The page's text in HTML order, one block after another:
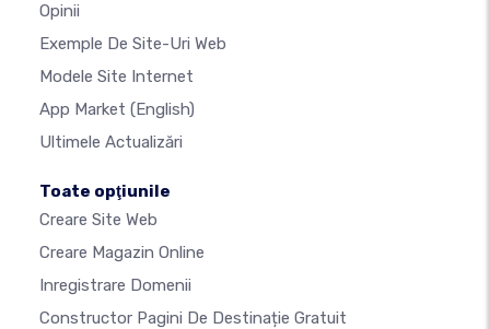
Opinii
Exemple De Site-Uri Web
Modele Site Internet
App Market (English)
Ultimele Actualizări
Toate opţiunile
Creare Site Web
Creare Magazin Online
Inregistrare Domenii
Constructor Pagini De Destinație Gratuit